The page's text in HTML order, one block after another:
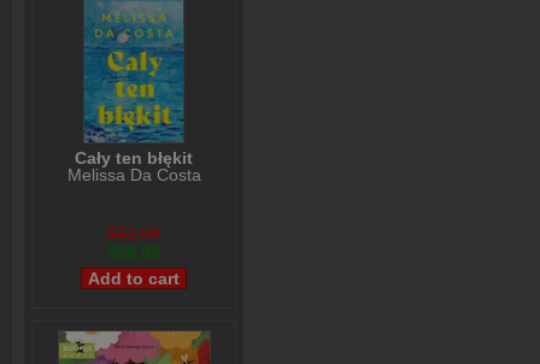
Cały ten błękit
Melissa Da Costa
$32,68
$28,92